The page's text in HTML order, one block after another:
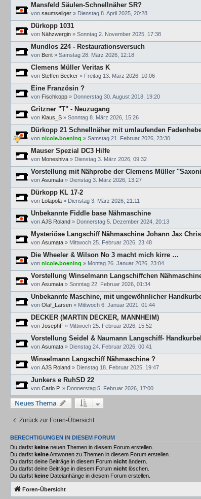
Mansfeld Säulen-Schnellnäher SR?
von saumseliger » Dienstag 8. April 2025, 20:28
Dürkopp 1031
von Nähzwergin » Sonntag 2. November 2025, 17:38
Mundlos 224 - Restaurationsversuch
von Berit » Samstag 28. März 2026, 12:18
Clemens Müller Veritas K
von Steffen Becker » Freitag 13. März 2026, 10:06
Eine Französin ?
von Fischkopp » Donnerstag 30. August 2018, 19:20
Gritzner "T" - Neuzugang
von Klaus_S » Sonntag 8. März 2026, 15:26
Dürkopp 21 Schnellnäher mit umlaufenden
von nicole.boening » Samstag 21. Februar 2026, 23:30
Mauser Spezial DC3 Hilfe
von Moneshiva » Dienstag 3. März 2026, 09:32
Vorstellung mit Nähprobe der Clemens Müller
von Asumata » Dienstag 3. März 2026, 13:27
Dürkopp KL 17-2
von Lolapola » Dienstag 3. März 2026, 21:11
Unbekannte Fiddle base Nähmaschine
von AJS Roland » Donnerstag 5. Dezember 2024, 20:13
Mysteriöse Langschiff Nähmaschine Johann Jax
von Asumata » Mittwoch 25. Februar 2026, 23:48
Die Wheeler & Wilson No 3 macht mich kirre …
von nicole.boening » Montag 26. Januar 2026, 23:04
Vorstellung Winselmann Langschiffchen
von Asumata » Sonntag 22. Februar 2026, 01:34
Unbekannte Maschine, mit ungewöhnlicher
von Olaf_Larsen » Mittwoch 6. Januar 2021, 01:44
DECKER (MARTIN DECKER, MANNHEIM)
von JosephF » Mittwoch 25. Februar 2026, 15:52
Vorstellung Seidel & Naumann Langschiff-
von Asumata » Dienstag 24. Februar 2026, 00:41
Winselmann Langschiff Nähmaschine ?
von AJS Roland » Dienstag 18. Februar 2025, 19:47
Junkers e RuhSD 22
von Carlo P. » Donnerstag 5. Februar 2026, 17:00
Neues Thema
Zurück zur Foren-Übersicht
BERECHTIGUNGEN IN DIESEM FORUM
Du darfst keine neuen Themen in diesem Forum erstellen.
Du darfst keineAntworten zu Themen in diesem Forum erstellen.
Du darfst deine Beiträge in diesem Forum nicht ändern.
Du darfst deine Beiträge in diesem Forum nicht löschen.
Du darfst keine Dateianhänge in diesem Forum erstellen.
Foren-Übersicht